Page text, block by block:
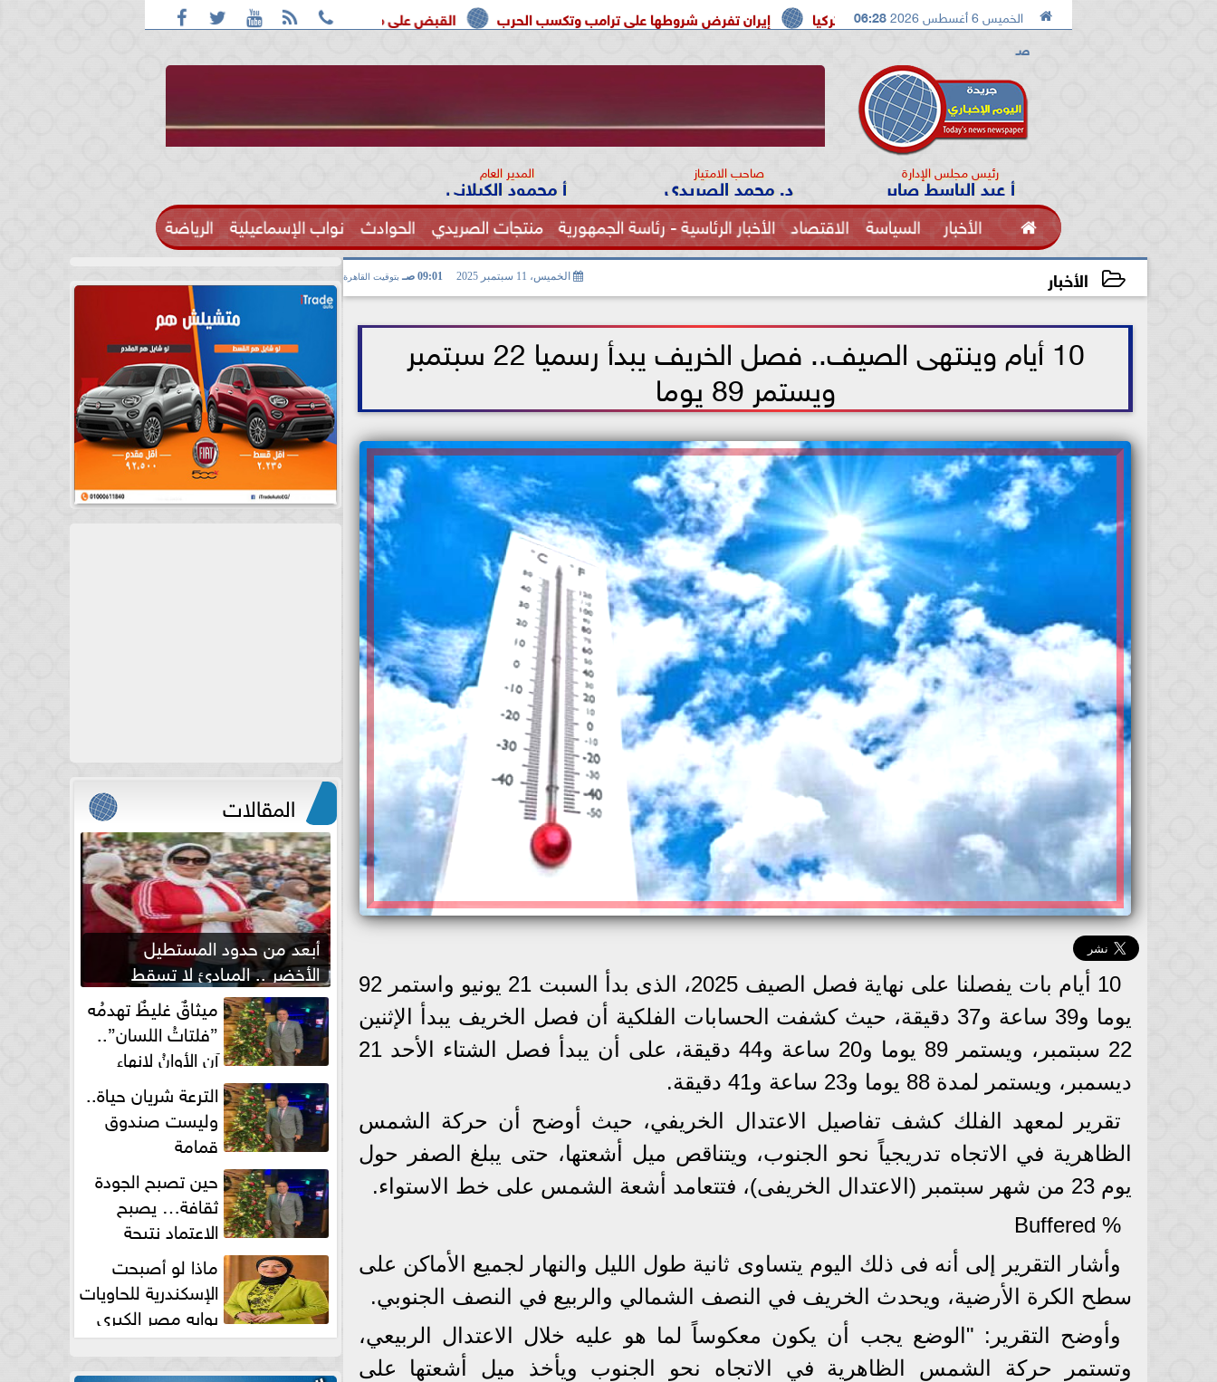
      الخميس 6 أغسطس 2026
06:28
صـ
القبض على مسلح قرب ملعب ترامب للجولف قبل زيارته إلى كاليفورنيا إيران تفرض شروطها على ترامب وتكسب الحرب استقبال حافل وتاريخى لمحمد صلاح في تركيا
رئيس مجلس الإدارة
أ عبد الباسط صابر صاحب الامتياز
د. محمد الصريدي المدير العام
أ محمود الكيلاني
 الأخبار السياسة الاقتصاد الأخبار الرئاسية - رئاسة الجمهورية منتجات الصريدي الحوادث نواب الإسماعيلية الرياضة
الفنون
الصحة  الأخبار الخميس، 11 سبتمبر 2025 09:01 صـ بتوقيت القاهرة
10 أيام وينتهى الصيف.. فصل الخريف يبدأ رسميا 22 سبتمبر
ويستمر 89 يوما
10 أيام بات يفصلنا على نهاية فصل الصيف 2025، الذى بدأ السبت 21 يونيو واستمر 92
يوما و39 ساعة و37 دقيقة، حيث كشفت الحسابات الفلكية أن فصل الخريف يبدأ الإثنين
22 سبتمبر، ويستمر 89 يوما و20 ساعة و44 دقيقة، على أن يبدأ فصل الشتاء الأحد 21
ديسمبر، ويستمر لمدة 88 يوما و23 ساعة و41 دقيقة.
تقرير لمعهد الفلك كشف تفاصيل الاعتدال الخريفي، حيث أوضح أن حركة الشمس
الظاهرية في الاتجاه تدريجياً نحو الجنوب، ويتناقص ميل أشعتها، حتى يبلغ الصفر حول
يوم 23 من شهر سبتمبر (الاعتدال الخريفى)، فتتعامد أشعة الشمس على خط الاستواء.
% Buffered
وأشار التقرير إلى أنه فى ذلك اليوم يتساوى ثانية طول الليل والنهار لجميع الأماكن على
سطح الكرة الأرضية، ويحدث الخريف في النصف الشمالي والربيع في النصف الجنوبي.
وأوضح التقرير: "الوضع يجب أن يكون معكوساً لما هو عليه خلال الاعتدال الربيعي،
وتستمر حركة الشمس الظاهرية في الاتجاه نحو الجنوب ويأخذ ميل أشعتها على
المقالات
أبعد من حدود المستطيل
الأخضر .. المبادئ لا تسقط
بصفارة الحكم ميثاقٌ غليظٌ تهدمُه
”فلتاتُ اللسان”..
آن الأوانُ لإنهاءِ
فوضى الطلاق الشفهي!الترعة شريان حياة..
وليست صندوق
قمامة
حين تصبح الجودة
ثقافة… يصبح
الاعتماد نتيجة
طبيعية
ماذا لو أصبحت
الإسكندرية للحاويات
بوابه مصر الكبري
للتجارة العالمية بقلم د...